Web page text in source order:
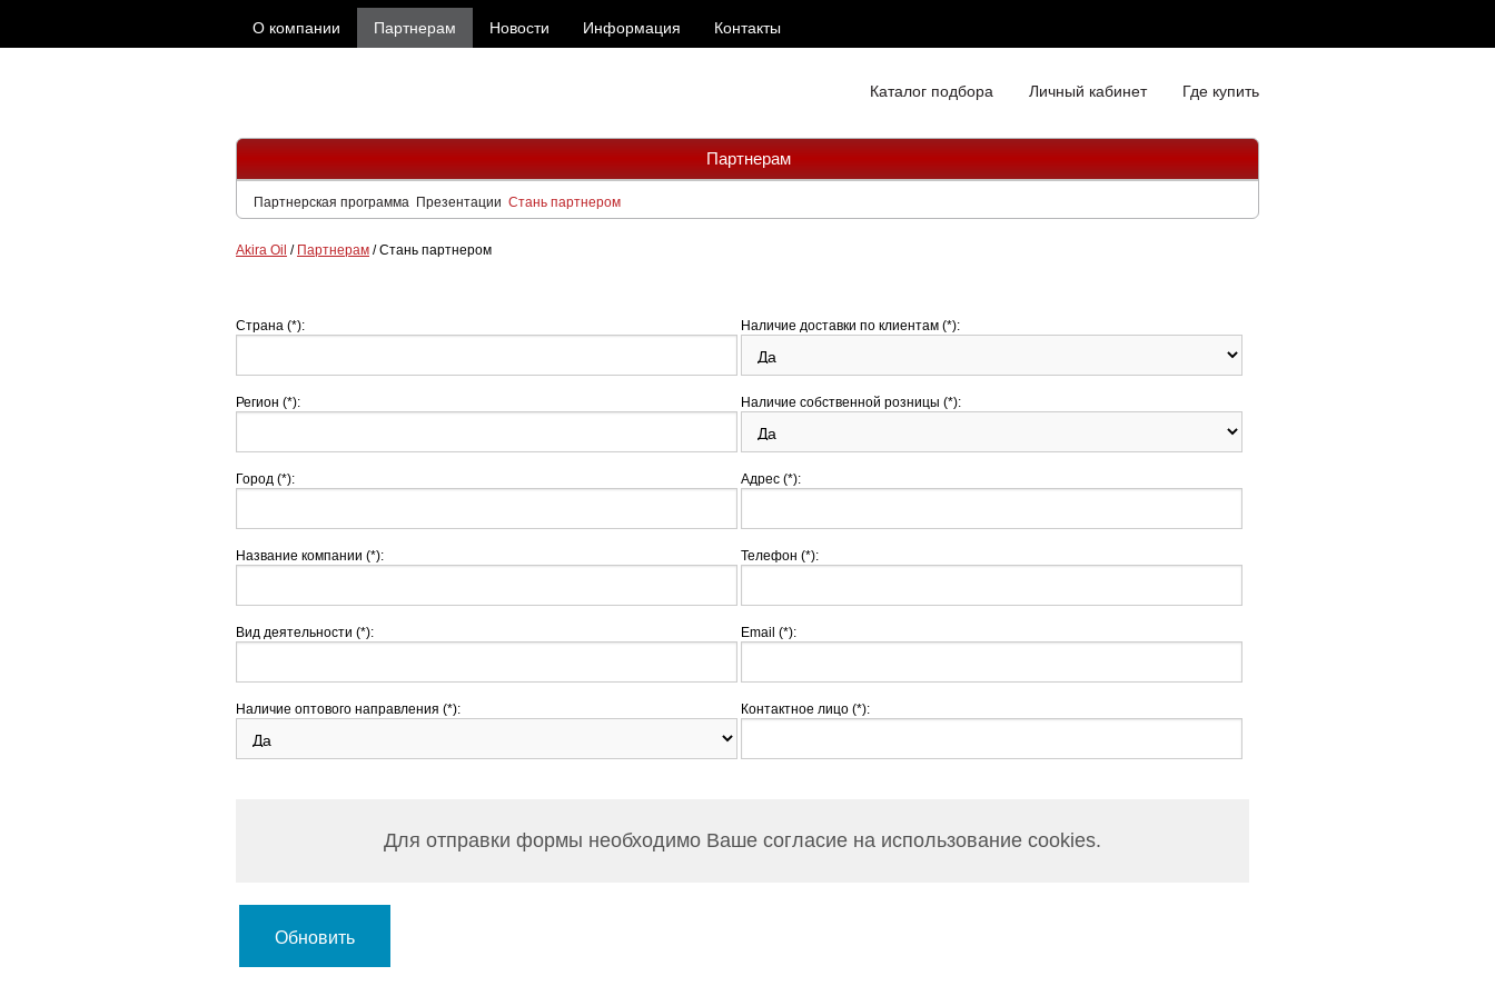
О компании Партнерам Новости Информация Контакты
Где купить
Личный кабинет
Каталог подбора
Партнерам
Партнерская программа Презентации Стань партнером
Akira Oil / Партнерам /Стань партнером
Страна (*):
Регион (*):
Город (*):
Название компании (*):
Вид деятельности (*):
Наличие оптового направления (*):
Наличие доставки по клиентам (*):
Наличие собственной розницы (*):
Адрес (*):
Телефон (*):
Email (*):
Контактное лицо (*):
Для отправки формы необходимо Ваше согласие на использование cookies.
Обновить